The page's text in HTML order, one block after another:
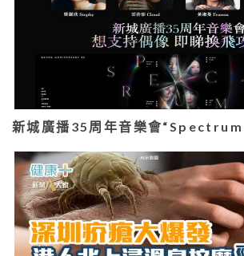
新城廣播35周年音樂會